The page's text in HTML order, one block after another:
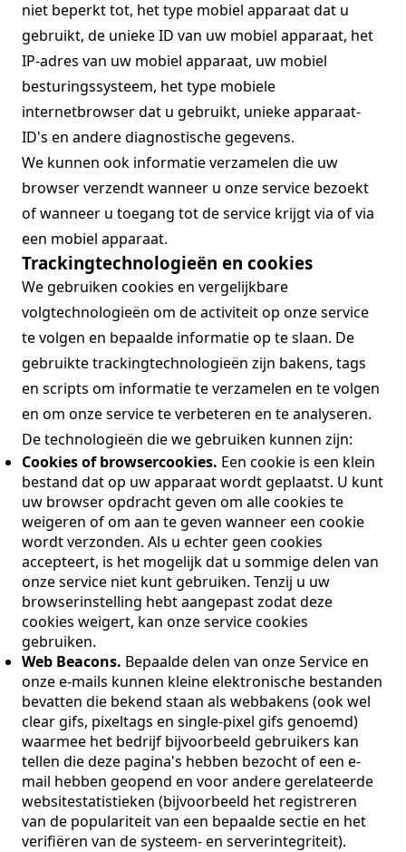
niet beperkt tot, het type mobiel apparaat dat u
gebruikt, de unieke ID van uw mobiel apparaat, het
IP-adres van uw mobiel apparaat, uw mobiel
besturingssysteem, het type mobiele
internetbrowser dat u gebruikt, unieke apparaat-
ID's en andere diagnostische gegevens.
We kunnen ook informatie verzamelen die uw
browser verzendt wanneer u onze service bezoekt
of wanneer u toegang tot de service krijgt via of via
een mobiel apparaat.
Trackingtechnologieën en cookies
We gebruiken cookies en vergelijkbare
volgtechnologieën om de activiteit op onze service
te volgen en bepaalde informatie op te slaan. De
gebruikte trackingtechnologieën zijn bakens, tags
en scripts om informatie te verzamelen en te volgen
en om onze service te verbeteren en te analyseren.
De technologieën die we gebruiken kunnen zijn:
Cookies of browsercookies. Een cookie is een klein
bestand dat op uw apparaat wordt geplaatst. U kunt
uw browser opdracht geven om alle cookies te
weigeren of om aan te geven wanneer een cookie
wordt verzonden. Als u echter geen cookies
accepteert, is het mogelijk dat u sommige delen van
onze service niet kunt gebruiken. Tenzij u uw
browserinstelling hebt aangepast zodat deze
cookies weigert, kan onze service cookies
gebruiken.
Web Beacons. Bepaalde delen van onze Service en
onze e-mails kunnen kleine elektronische bestanden
bevatten die bekend staan ​​als webbakens (ook wel
clear gifs, pixeltags en single-pixel gifs genoemd)
waarmee het bedrijf bijvoorbeeld gebruikers kan
tellen die deze pagina's hebben bezocht of een e-
mail hebben geopend en voor andere gerelateerde
websitestatistieken (bijvoorbeeld het registreren
van de populariteit van een bepaalde sectie en het
verifiëren van de systeem- en serverintegriteit).